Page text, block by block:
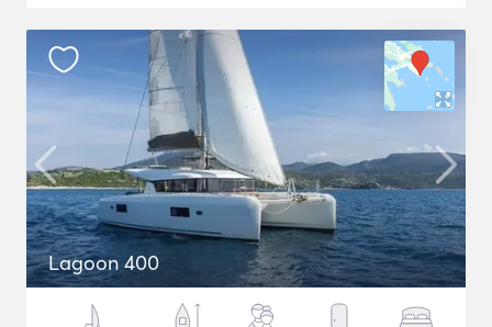
Lagoon 400